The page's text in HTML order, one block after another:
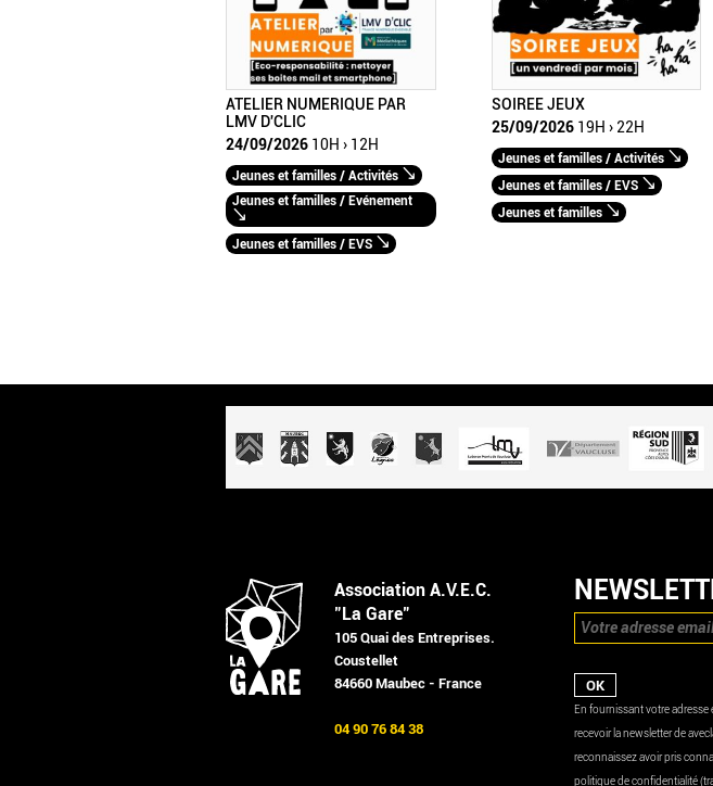
ATELIER NUMERIQUE PAR
LMV D'CLIC
24/09/2026 10H › 12H
Jeunes et familles / Activités
Jeunes et familles / Evénement
Jeunes et familles / EVS
SOIREE JEUX
25/09/2026 19H › 22H
Jeunes et familles / Activités
Jeunes et familles / EVS
Jeunes et familles
Association A.V.E.C.
"La Gare"
105 Quai des Entreprises.
Coustellet
84660 Maubec - France
04 90 76 84 38
En fournissant votre adresse
recevoir la newsletter de
reconnaissez avoir pris
politique de confidentialité